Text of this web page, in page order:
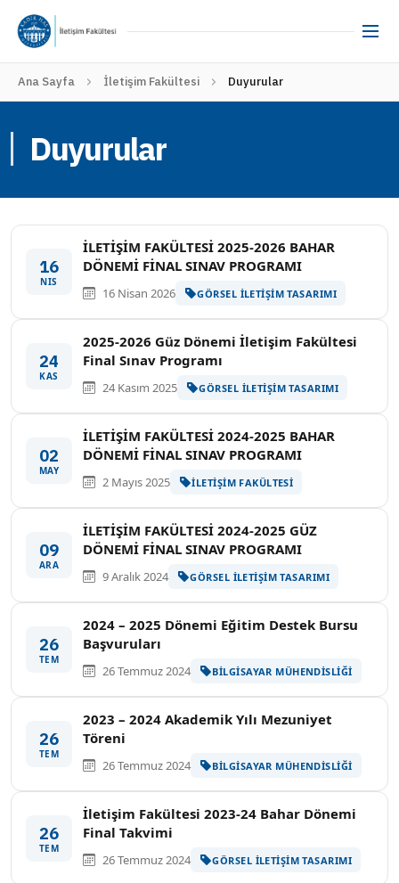
Ana Sayfa İletişim Fakültesi Duyurular
Duyurular
16
NIS
İLETİŞİM FAKÜLTESİ 2025-2026 BAHAR
DÖNEMİ FİNAL SINAV PROGRAMI
16 Nisan 2026 GÖRSEL İLETIŞIM TASARIMI
24
KAS
2025-2026 Güz Dönemi İletişim Fakültesi
Final Sınav Programı
24 Kasım 2025 GÖRSEL İLETIŞIM TASARIMI
02
MAY
İLETİŞİM FAKÜLTESİ 2024-2025 BAHAR
DÖNEMİ FİNAL SINAV PROGRAMI
2 Mayıs 2025 İLETIŞIM FAKÜLTESI
09
ARA
İLETİŞİM FAKÜLTESİ 2024-2025 GÜZ
DÖNEMİ FİNAL SINAV PROGRAMI
9 Aralık 2024 GÖRSEL İLETIŞIM TASARIMI
26
TEM
2024 – 2025 Dönemi Eğitim Destek Bursu
Başvuruları
26 Temmuz 2024 BILGISAYAR MÜHENDISLIĞI
26
TEM
2023 – 2024 Akademik Yılı Mezuniyet
Töreni
26 Temmuz 2024 BILGISAYAR MÜHENDISLIĞI
26
TEM
İletişim Fakültesi 2023-24 Bahar Dönemi
Final Takvimi
26 Temmuz 2024 GÖRSEL İLETIŞIM TASARIMI